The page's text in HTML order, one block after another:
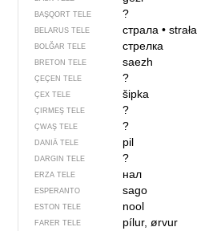
BAŞQORT TELE ?
BELARUS TELE страла• strała
BOLĞAR TELE стрелка
BRETON TELE saezh
ÇEÇEN TELE ?
ÇEX TELE šipka
ÇIRMEŞ TELE ?
ÇWAŞ TELE ?
DANIÄ TELE pil
DARGIN TELE ?
ERZA TELE нал
ESPERANTO sago
ESTON TELE nool
FARER TELE pílur, ørvur